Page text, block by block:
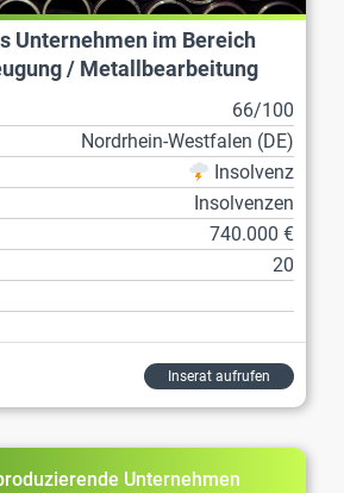
Unternehmen im Bereich
/ Metallbearbeitung
66/100
Nordrhein-Westfalen (DE)
Insolvenz
Insolvenzen
740.000 €
20
Inserat aufrufen
Unternehmen